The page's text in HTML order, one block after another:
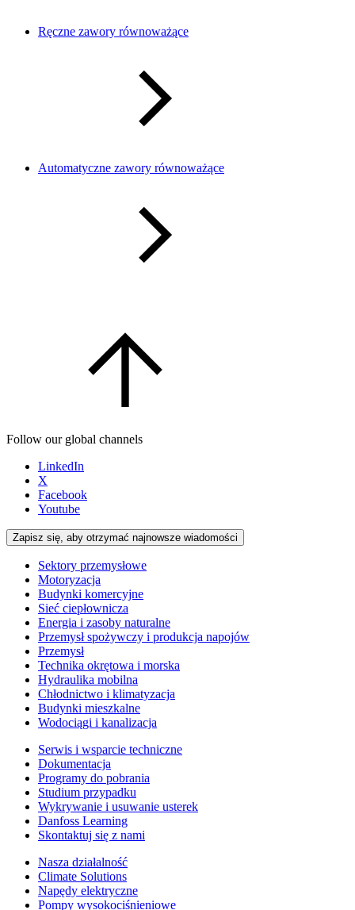
Ręczne zawory równoważące
Automatyczne zawory równoważące
Follow our global channels
LinkedIn
X
Facebook
Youtube
Zapisz się, aby otrzymać najnowsze wiadomości
Sektory przemysłowe
Motoryzacja
Budynki komercyjne
Sieć ciepłownicza
Energia i zasoby naturalne
Przemysł spożywczy i produkcja napojów
Przemysł
Technika okrętowa i morska
Hydraulika mobilna
Chłodnictwo i klimatyzacja
Budynki mieszkalne
Wodociągi i kanalizacja
Serwis i wsparcie techniczne
Dokumentacja
Programy do pobrania
Studium przypadku
Wykrywanie i usuwanie usterek
Danfoss Learning
Skontaktuj się z nami
Nasza działalność
Climate Solutions
Napędy elektryczne
Pompy wysokociśnieniowe